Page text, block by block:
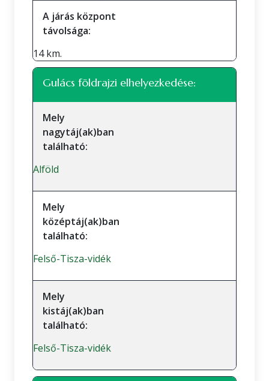
A járás központ
távolsága:
14 km.
Gulács földrajzi elhelyezkedése:
Mely
nagytáj(ak)ban
található:
Alföld
Mely
középtáj(ak)ban
található:
Felső-Tisza-vidék
Mely
kistáj(ak)ban
található:
Felső-Tisza-vidék